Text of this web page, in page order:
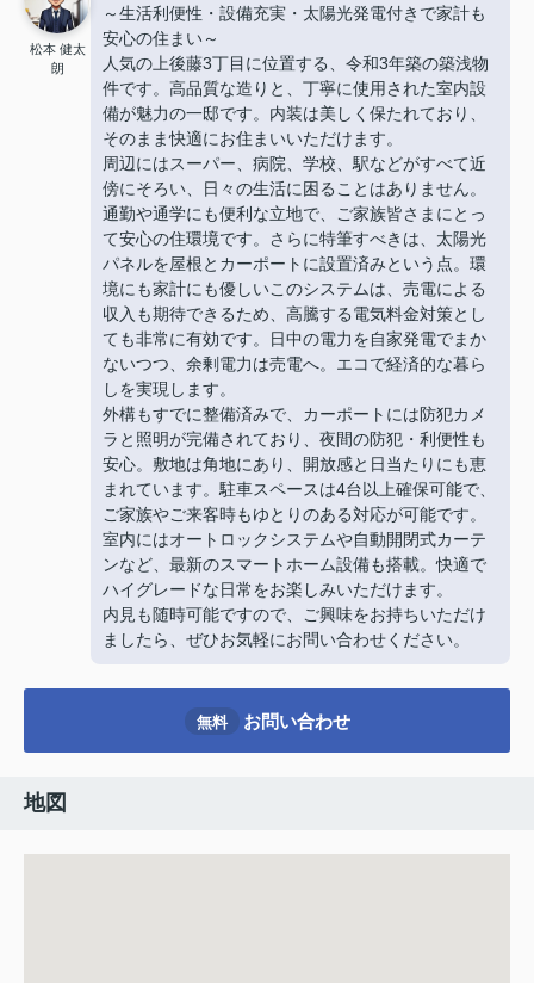
松本 健太
朗
～生活利便性・設備充実・太陽光発電付きで家計も
安心の住まい～
人気の上後藤3丁目に位置する、令和3年築の築浅物
件です。高品質な造りと、丁寧に使用された室内設
備が魅力の一邸です。内装は美しく保たれており、
そのまま快適にお住まいいただけます。
周辺にはスーパー、病院、学校、駅などがすべて近
傍にそろい、日々の生活に困ることはありません。
通勤や通学にも便利な立地で、ご家族皆さまにとっ
て安心の住環境です。さらに特筆すべきは、太陽光
パネルを屋根とカーポートに設置済みという点。環
境にも家計にも優しいこのシステムは、売電による
収入も期待できるため、高騰する電気料金対策とし
ても非常に有効です。日中の電力を自家発電でまか
ないつつ、余剰電力は売電へ。エコで経済的な暮ら
しを実現します。
外構もすでに整備済みで、カーポートには防犯カメ
ラと照明が完備されており、夜間の防犯・利便性も
安心。敷地は角地にあり、開放感と日当たりにも恵
まれています。駐車スペースは4台以上確保可能で、
ご家族やご来客時もゆとりのある対応が可能です。
室内にはオートロックシステムや自動開閉式カーテ
ンなど、最新のスマートホーム設備も搭載。快適で
ハイグレードな日常をお楽しみいただけます。
内見も随時可能ですので、ご興味をお持ちいただけ
ましたら、ぜひお気軽にお問い合わせください。
無料 お問い合わせ
地図